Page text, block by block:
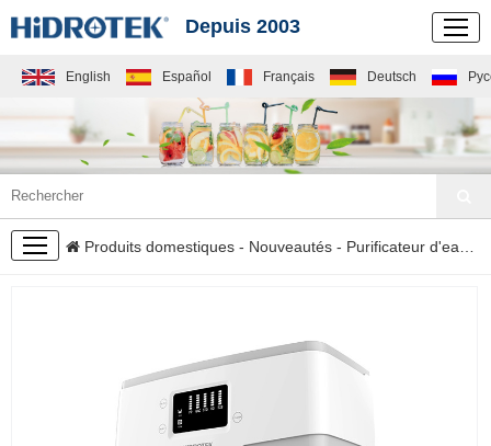
Depuis 2003
English Español Français Deutsch
NOUVEAUTÉS
Produits domestiques - Nouveautés - Purificateur d'eau